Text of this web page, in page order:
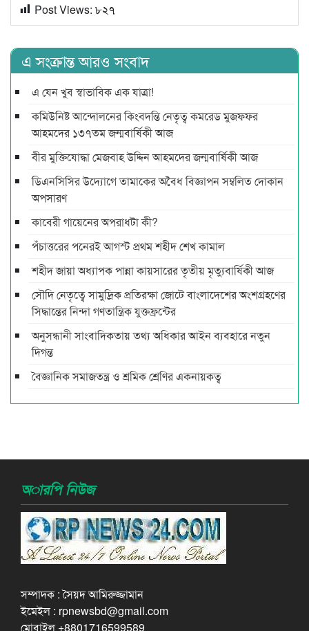
Post Views: ৮২৭
এ সংক্রান্ত আরও সংবাদ
এ যেন খুব স্বাভাবিক এক যাত্রা!
কমিউনিষ্ট আন্দোলনের কিংবদন্তি নেতৃত্ব কমরেড মুজফ্ফর
আহমদের ১৩৭তম জন্মবার্ষিকী আজ
বীর মুক্তিযোদ্ধা মেজবাহ উদ্দিন আহমদের জন্মবার্ষিকী আজ
ডিএনসিসির উদ্যোগে তামাকের অবৈধ বিজ্ঞাপন সম্বলিত দোকান
অপসারণ
কাবেরী গায়েনের অপরাধটা কী?
পঁচাত্তরের পনেরই আগস্ট প্রথম শহীদ শেখ কামাল
শহীদ জায়া অধ্যাপক পান্না কায়সারের তৃতীয় মৃত্যুবার্ষিকী আজ
সৌদি নেতৃত্বে সামুদ্রিক প্রতিরক্ষা জোটে বাংলাদেশের অংশগ্রহণের
সিদ্ধান্তের নিন্দা গণতান্ত্রিক যুক্তফ্রন্টের
অনুসন্ধানী সাংবাদিকতায় তথ্য অধিকার আইন ব্যবহারে নতুন
দিগন্ত
বৈজ্ঞানিক সমাজতন্ত্র ও শ্রমিক শ্রেণির একনায়কত্ব‌
অারপি নিউজ
সম্পাদক : সৈয়দ আমিরুজ্জামান
ইমেইল : rpnewsbd@gmail.com
মোবাইল +8801716599589